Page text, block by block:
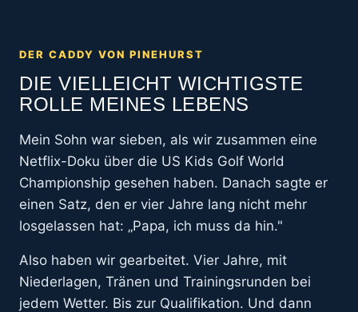
DER CADDY VON PINEHURST
DIE VIELLEICHT WICHTIGSTE
ROLLE MEINES LEBENS
Mein Sohn war sieben, als wir zusammen eine
Netflix-Doku über die US Kids Golf World
Championship gesehen haben. Danach sagte er
einen Satz, den er vier Jahre lang nicht mehr
losgelassen hat: „Papa, ich muss da hin."
Also haben wir gearbeitet. Vier Jahre, mit
Niederlagen, Tränen und Trainingsrunden bei
jedem Wetter. Bis zur Qualifikation. Und dann